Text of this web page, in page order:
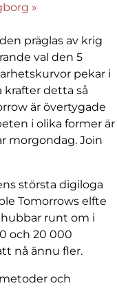
»
präglas av krig
val den 5
pekar i
krafter detta så
är övertygade
i olika former är
morgondag. Join
största digiloga
Tomorrows elfte
runt om i
och 20 000
nå ännu fler.
och